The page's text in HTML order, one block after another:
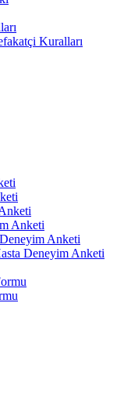
Kuralları
Anketi
Anketi
Deneyim Anketi